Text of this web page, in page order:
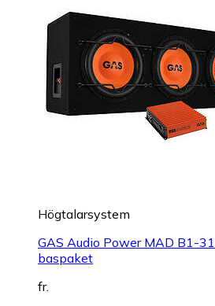
Högtalarsystem
GAS Audio Power MAD B1-
baspaket
fr.